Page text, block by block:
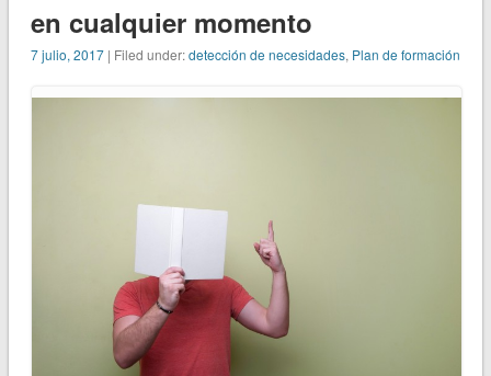
en cualquier momento
7 julio, 2017| Filed under:detección de necesidades, Plan de formación